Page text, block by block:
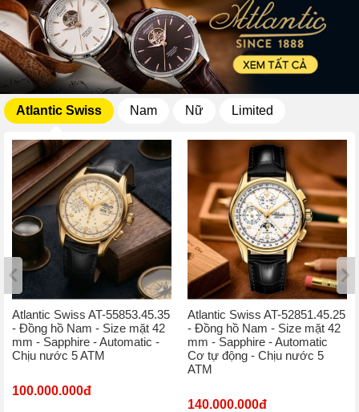
Atlantic Swiss Nam Nữ Limited
Atlantic Swiss AT-55853.45.35
- Đồng hồ Nam - Size mặt 42
mm - Sapphire - Automatic -
Chịu nước 5 ATM
100.000.000đ
Atlantic Swiss AT-52851.45.25
- Đồng hồ Nam - Size mặt 42
mm - Sapphire - Automatic
Cơ tự động - Chịu nước 5
ATM
140.000.000đ